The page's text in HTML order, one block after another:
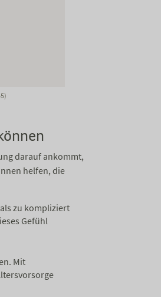
darauf ankommt,
helfen, die
zu kompliziert
Gefühl
Mit